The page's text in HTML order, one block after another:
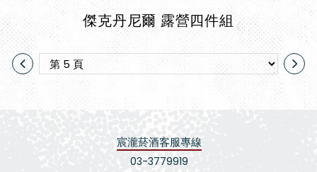
傑克丹尼爾 露營四件組
宸瀧菸酒客服專線
03-3779919